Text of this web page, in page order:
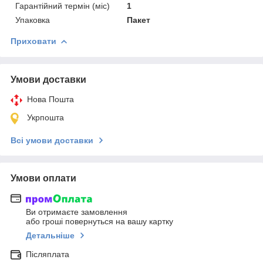
Гарантійний термін (міс)
1
Упаковка
Пакет
Приховати
Умови доставки
Нова Пошта
Укрпошта
Всі умови доставки
Умови оплати
Ви отримаєте замовлення
або гроші повернуться на вашу картку
Детальніше
Післяплата